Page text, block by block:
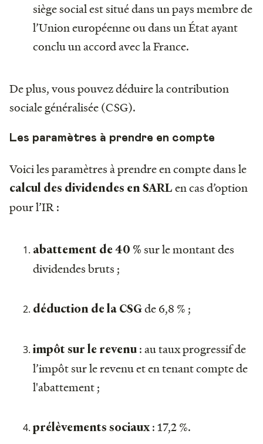
siège social est situé dans un pays membre de
l’Union européenne ou dans un État ayant
conclu un accord avec la France.
De plus, vous pouvez déduire la contribution
sociale généralisée (CSG).
Les paramètres à prendre en compte
Voici les paramètres à prendre en compte dans le
calcul des dividendes en SARL en cas d’option
pour l’IR :
abattement de 40 % sur le montant des
dividendes bruts ;
déduction de la CSGde 6,8 % ;
impôt sur le revenu : au taux progressif de
l’impôt sur le revenu et en tenant compte de
l'abattement ;
prélèvements sociaux : 17,2 %.